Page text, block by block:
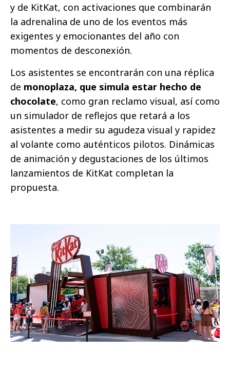
y de KitKat, con activaciones que combinarán
la adrenalina de uno de los eventos más
exigentes y emocionantes del año con
momentos de desconexión.
Los asistentes se encontrarán con una réplica
de monoplaza, que simula estar hecho de
chocolate, como gran reclamo visual, así como
un simulador de reflejos que retará a los
asistentes a medir su agudeza visual y rapidez
al volante como auténticos pilotos. Dinámicas
de animación y degustaciones de los últimos
lanzamientos de KitKat completan la
propuesta.